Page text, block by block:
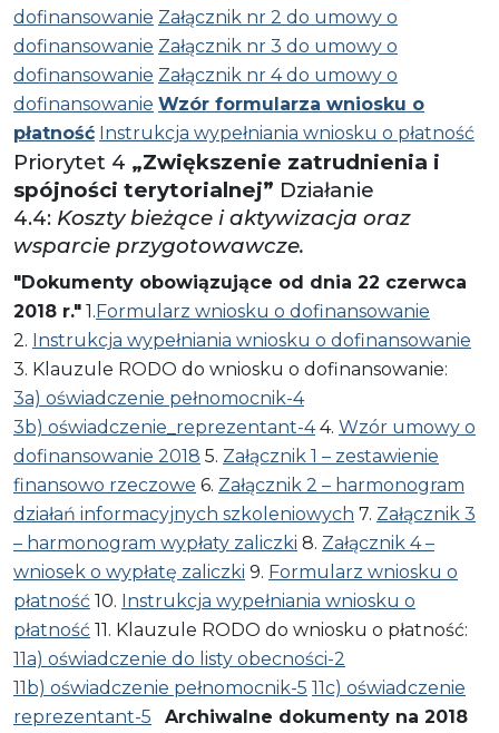
dofinansowanie Załącznik nr 2 do umowy o
dofinansowanie Załącznik nr 3 do umowy o
dofinansowanie Załącznik nr 4 do umowy o
dofinansowanie Wzór formularza wniosku o
płatność Instrukcja wypełniania wniosku o płatność
Priorytet 4 „Zwiększenie zatrudnienia i
spójności terytorialnej” Działanie
4.4: Koszty bieżące i aktywizacja oraz
wsparcie przygotowawcze.
"Dokumenty obowiązujące od dnia 22 czerwca
2018 r." 1.Formularz wniosku o dofinansowanie
2. Instrukcja wypełniania wniosku o dofinansowanie
3. Klauzule RODO do wniosku o dofinansowanie:
3a) oświadczenie pełnomocnik-4
3b) oświadczenie_reprezentant-44. Wzór umowy o
dofinansowanie 2018 5. Załącznik 1 – zestawienie
finansowo rzeczowe 6. Załącznik 2 – harmonogram
działań informacyjnych szkoleniowych 7. Załącznik 3
– harmonogram wypłaty zaliczki 8. Załącznik 4 –
wniosek o wypłatę zaliczki 9. Formularz wniosku o
płatność 10. Instrukcja wypełniania wniosku o
płatność 11. Klauzule RODO do wniosku o płatność:
11a) oświadczenie do listy obecności-2
11b) oświadczenie pełnomocnik-5 11c) oświadczenie
reprezentant-5
Archiwalne dokumenty na 2018